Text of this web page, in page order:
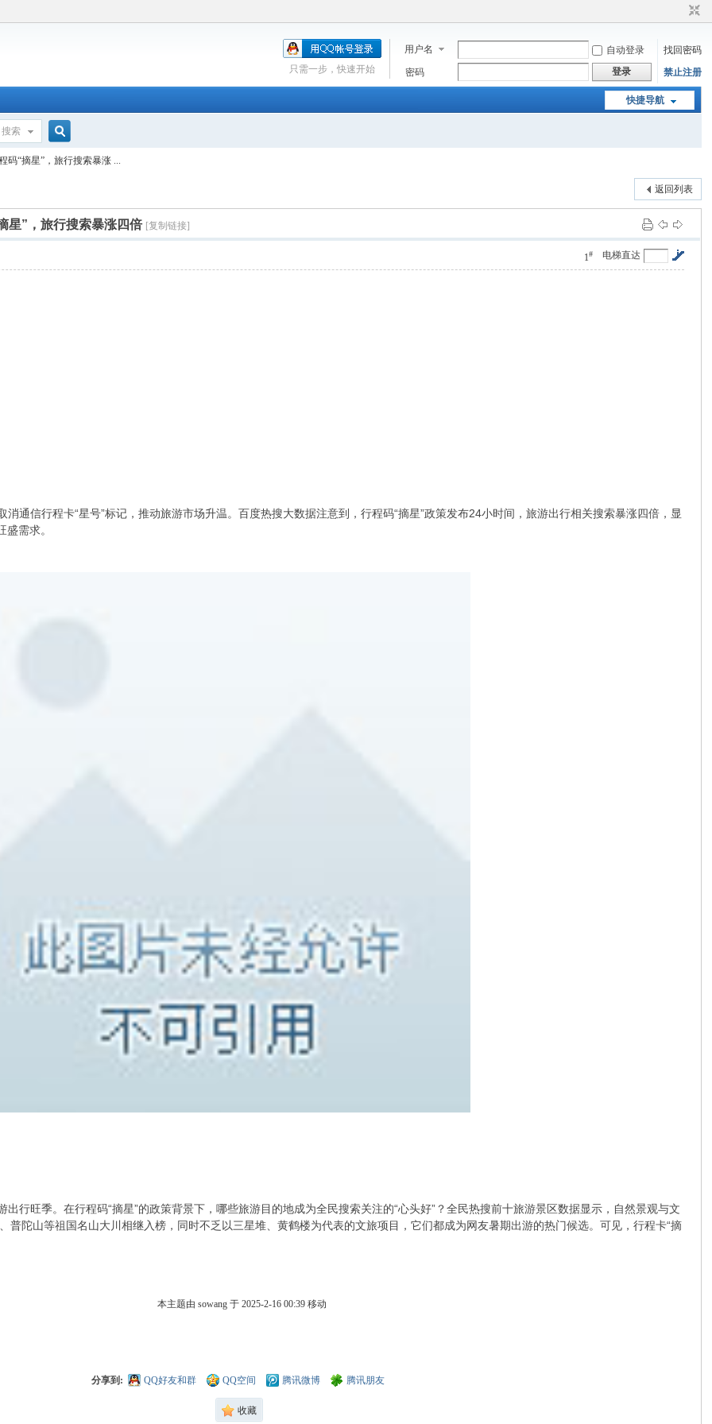
用户名 自动登录
找回密码
密码
登录 禁止注册
只需一步，快速开始
快捷导航
搜索
搜
索
码“摘星”，旅行搜索暴涨 ...
返回列表
星”，旅行搜索暴涨四倍 [复制链接]
电梯直达
1#
消通信行程卡“星号”标记，推动旅游市场升温。百度热搜大数据注意到，行程码“摘星”政策发布24小时间，旅游出行相关搜索暴涨四倍，显
盛需求。
出行旺季。在行程码“摘星”的政策背景下，哪些旅游目的地成为全民搜索关注的“心头好”？全民热搜前十旅游景区数据显示，自然景观与文
普陀山等祖国名山大川相继入榜，同时不乏以三星堆、黄鹤楼为代表的文旅项目，它们都成为网友暑期出游的热门候选。可见，行程卡“摘
本主题由 sowang 于 2025-2-16 00:39 移动
分享到: QQ好友和群 QQ空间 腾讯微博 腾讯朋友
收藏